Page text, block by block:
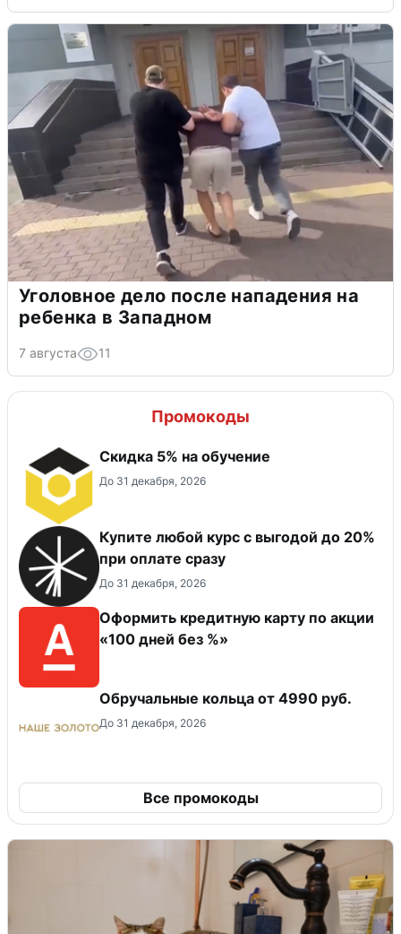
Уголовное дело после нападения на
ребенка в Западном
7 августа 11
Промокоды
Скидка 5% на обучение
До 31 декабря, 2026
Купите любой курс с выгодой до 20%
при оплате сразу
До 31 декабря, 2026
Оформить кредитную карту по акции
«100 дней без %»
Обручальные кольца от 4990 руб.
До 31 декабря, 2026
Все промокоды